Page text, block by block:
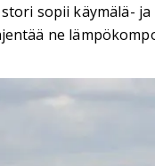
sopii käymälä-
ne